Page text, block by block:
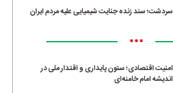
سردشت؛ سند زنده جنایت شیمیایی علیه مردم ایران
•••
امنیت اقتصادی؛ ستون پایداری و اقتدار ملی در
اندیشه امام خامنه‌ای